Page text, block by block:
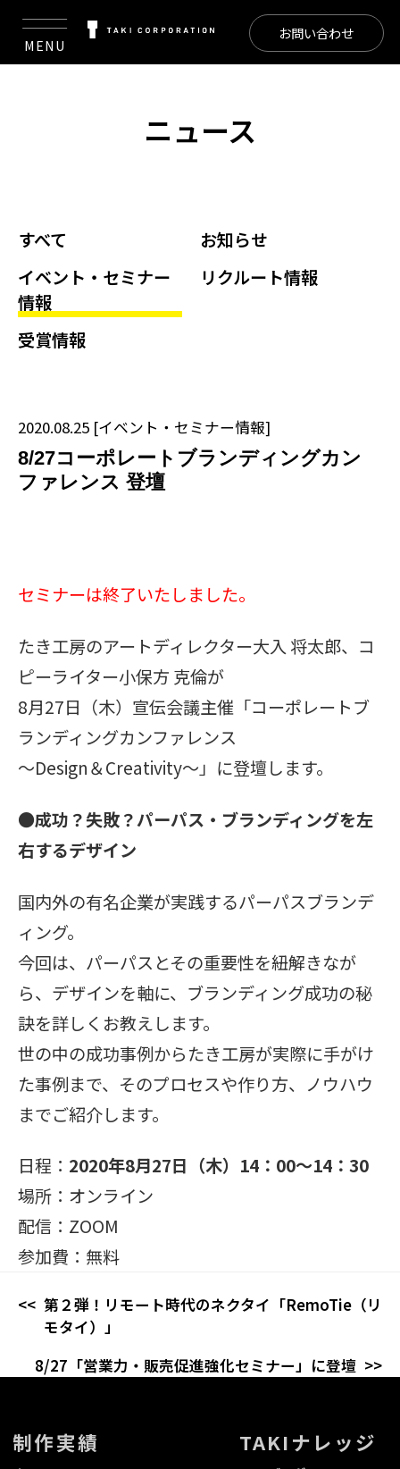
MENU
お問い合わせ
ニュース
すべて
お知らせ
イベント・セミナー
情報
リクルート情報
受賞情報
2020.08.25 [イベント・セミナー情報]
8/27コーポレートブランディングカン
ファレンス 登壇
セミナーは終了いたしました。
たき工房のアートディレクター大入 将太郎、コ
ピーライター小保方 克倫が
8月27日（木）宣伝会議主催「コーポレートブ
ランディングカンファレンス
～Design＆Creativity～」に登壇します。
●成功？失敗？パーパス・ブランディングを左
右するデザイン
国内外の有名企業が実践するパーパスブランデ
ィング。
今回は、パーパスとその重要性を紐解きなが
ら、デザインを軸に、ブランディング成功の秘
訣を詳しくお教えします。
世の中の成功事例からたき工房が実際に手がけ
た事例まで、そのプロセスや作り方、ノウハウ
までご紹介します。
日程： 2020年8月27日（木）14：00〜14：30
場所：オンライン
配信：ZOOM
参加費：無料
第２弾！リモート時代のネクタイ「RemoTie（リ
モタイ）」
8/27「営業力・販売促進強化セミナー」に登壇
制作実績 TAKIナレッジ